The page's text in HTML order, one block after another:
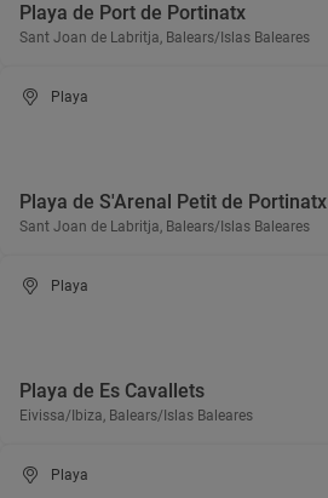
Playa de Port de Portinatx
Sant Joan de Labritja, Balears/Islas Baleares
Playa
Playa de S'Arenal Petit de Portinatx
Sant Joan de Labritja, Balears/Islas Baleares
Playa
Playa de Es Cavallets
Eivissa/Ibiza, Balears/Islas Baleares
Playa